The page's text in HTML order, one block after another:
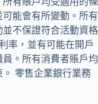
能會有所變動。所有
不保證符合活動資格
率，並有可能在開戶
。所有消費者賬戶均
零售企業銀行業務